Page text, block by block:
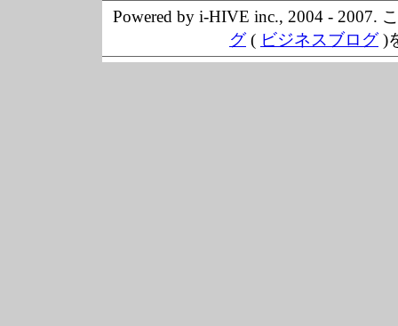
Powered by i-HIVE inc., 2004 - 2007.
グ( ビジネスブログ)